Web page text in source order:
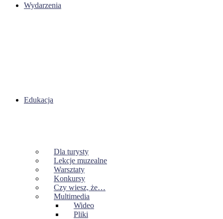
Wydarzenia
Edukacja
Dla turysty
Lekcje muzealne
Warsztaty
Konkursy
Czy wiesz, że…
Multimedia
Wideo
Pliki